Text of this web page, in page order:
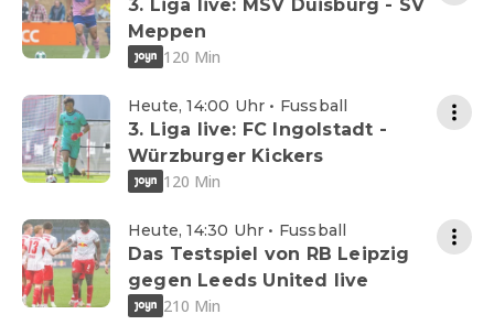
3. Liga live: MSV Duisburg - SV
Meppen
120 Min
Heute, 14:00 Uhr • Fussball
3. Liga live: FC Ingolstadt -
Würzburger Kickers
120 Min
Heute, 14:30 Uhr • Fussball
Das Testspiel von RB Leipzig
gegen Leeds United live
210 Min